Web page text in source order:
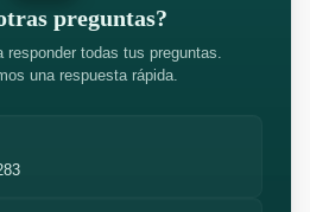
preguntas?
responder todas tus preguntas.
una respuesta rápida.